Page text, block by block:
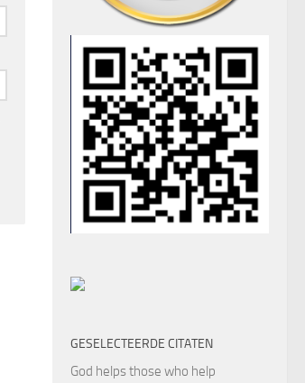
GESELECTEERDE CITATEN
God helps those who help